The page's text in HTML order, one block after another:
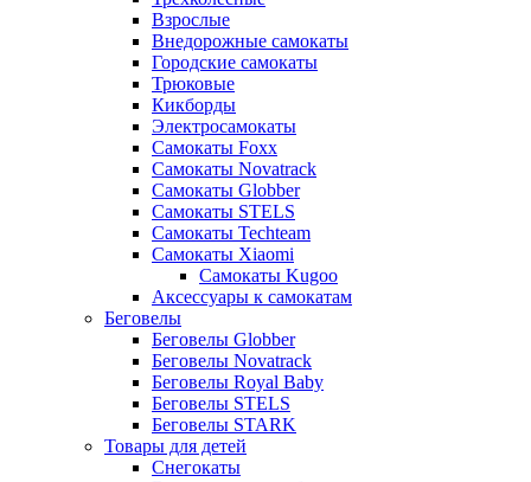
Взрослые
Внедорожные самокаты
Городские самокаты
Трюковые
Кикборды
Электросамокаты
Самокаты Foxx
Самокаты Novatrack
Самокаты Globber
Самокаты STELS
Самокаты Techteam
Самокаты Xiaomi
Самокаты Kugoo
Аксессуары к самокатам
Беговелы
Беговелы Globber
Беговелы Novatrack
Беговелы Royal Baby
Беговелы STELS
Беговелы STARK
Товары для детей
Снегокаты